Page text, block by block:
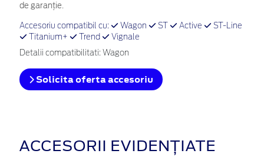
de garanţie.
Accesoriu compatibil cu: Wagon ST Active
ST-Line
Titanium+
Trend Vignale
Detalii compatibilitati: Wagon
Solicita oferta accesoriu
ACCESORII EVIDENȚIATE